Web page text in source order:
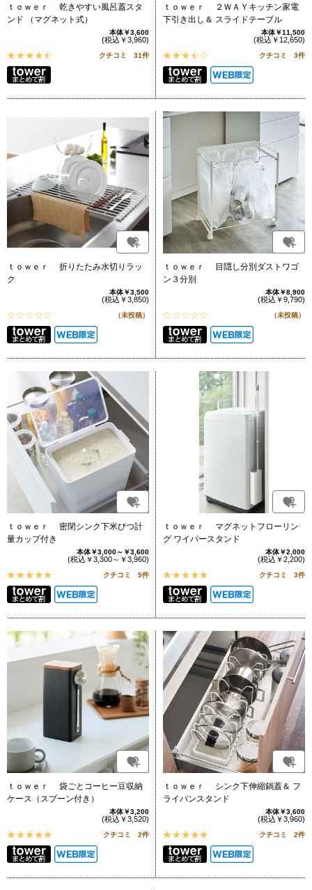
ｔｏｗｅｒ 乾きやすい風呂蓋スタ
ンド （マグネット式）
本体￥3,600
(税込￥3,960)
クチコミ 31件
ｔｏｗｅｒ ２ＷＡＹキッチン家電
下引き出し＆ スライドテーブル
本体￥11,500
(税込￥12,650)
クチコミ 3件
ｔｏｗｅｒ 折りたたみ水切りラッ
ク
本体￥3,500
(税込￥3,850)
（未投稿）
ｔｏｗｅｒ 目隠し分別ダストワゴ
ン３分別
本体￥8,900
(税込￥9,790)
（未投稿）
ｔｏｗｅｒ 密閉シンク下米びつ計
量カップ付き
本体￥3,000～￥3,600
(税込￥3,300～￥3,960)
クチコミ 5件
ｔｏｗｅｒ マグネットフローリン
グ ワイパースタンド
本体￥2,000
(税込￥2,200)
クチコミ 3件
ｔｏｗｅｒ 袋ごとコーヒー豆収納
ケース（スプーン付き）
本体￥3,200
(税込￥3,520)
クチコミ 2件
ｔｏｗｅｒ シンク下伸縮鍋蓋＆ フ
ライパンスタンド
本体￥3,600
(税込￥3,960)
クチコミ 2件